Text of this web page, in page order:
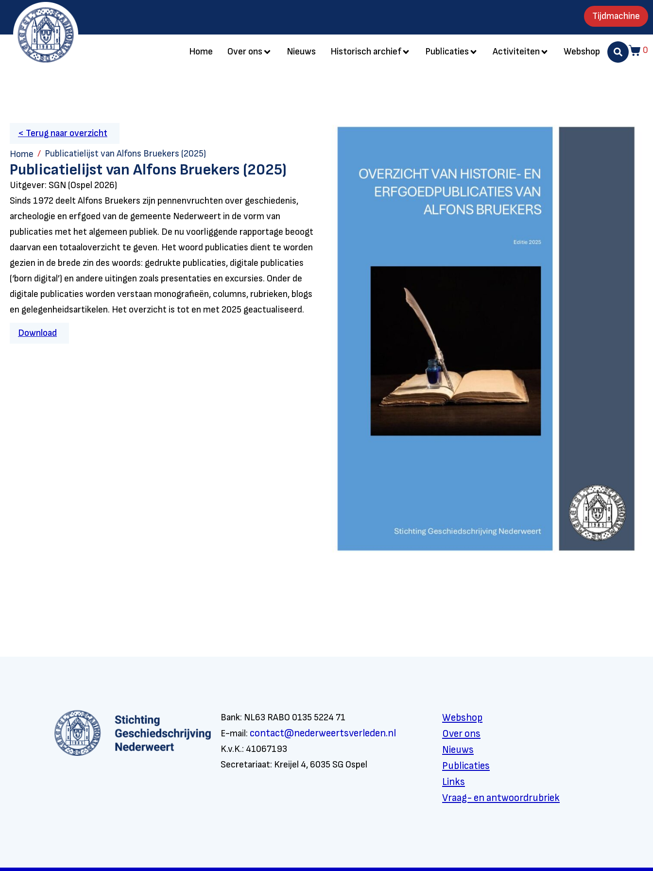
Tijdmachine
Home Over ons Nieuws Historisch archief Publicaties Activiteiten Webshop 0
< Terug naar overzicht
Home
Publicatielijst van Alfons Bruekers (2025)
Publicatielijst van Alfons Bruekers (2025)
Uitgever: SGN (Ospel 2026)
Sinds 1972 deelt Alfons Bruekers zijn pennenvruchten over geschiedenis,
archeologie en erfgoed van de gemeente Nederweert in de vorm van
publicaties met het algemeen publiek. De nu voorliggende rapportage beoogt
daarvan een totaaloverzicht te geven. Het woord publicaties dient te worden
gezien in de brede zin des woords: gedrukte publicaties, digitale publicaties
(‘born digital’) en andere uitingen zoals presentaties en excursies. Onder de
digitale publicaties worden verstaan monografieën, columns, rubrieken, blogs
en gelegenheidsartikelen. Het overzicht is tot en met 2025 geactualiseerd.
Download
Bank: NL63 RABO 0135 5224 71
E-mail: contact@nederweertsverleden.nl
K.v.K.: 41067193
Secretariaat: Kreijel 4, 6035 SG Ospel
Webshop
Over ons
Nieuws
Publicaties
Links
Vraag- en antwoordrubriek